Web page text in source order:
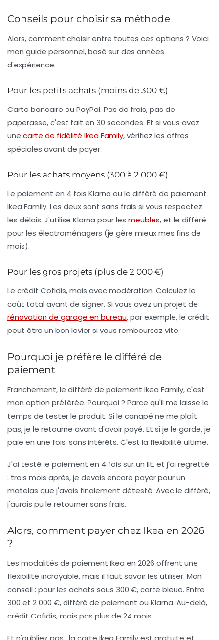
Conseils pour choisir sa méthode
Alors, comment choisir entre toutes ces options ? Voici
mon guide personnel, basé sur des années
d'expérience.
Pour les petits achats (moins de 300 €)
Carte bancaire ou PayPal. Pas de frais, pas de
paperasse, c'est fait en 30 secondes. Et si vous avez
une carte de fidélité Ikea Family, vérifiez les offres
spéciales avant de payer.
Pour les achats moyens (300 à 2 000 €)
Le paiement en 4 fois Klarna ou le différé de paiement
Ikea Family. Les deux sont sans frais si vous respectez
les délais. J'utilise Klarna pour les meubles, et le différé
pour les électroménagers (je gère mieux mes fins de
mois).
Pour les gros projets (plus de 2 000 €)
Le crédit Cofidis, mais avec modération. Calculez le
coût total avant de signer. Si vous avez un projet de
rénovation de garage en bureau, par exemple, le crédit
peut être un bon levier si vous remboursez vite.
Pourquoi je préfère le différé de
paiement
Franchement, le différé de paiement Ikea Family, c'est
mon option préférée. Pourquoi ? Parce qu'il me laisse le
temps de tester le produit. Si le canapé ne me plaît
pas, je le retourne avant d'avoir payé. Et si je le garde, je
paie en une fois, sans intérêts. C'est la flexibilité ultime.
J'ai testé le paiement en 4 fois sur un lit, et j'ai regretté
: trois mois après, je devais encore payer pour un
matelas que j'avais finalement détesté. Avec le différé,
j'aurais pu le retourner sans frais.
Alors, comment payer chez Ikea en 2026
?
Les modalités de paiement Ikea en 2026 offrent une
flexibilité incroyable, mais il faut savoir les utiliser. Mon
conseil : pour les achats sous 300 €, carte bleue. Entre
300 et 2 000 €, différé de paiement ou Klarna. Au-delà,
crédit Cofidis, mais pas plus de 24 mois.
Et n'oubliez pas : la carte Ikea Family est gratuite et